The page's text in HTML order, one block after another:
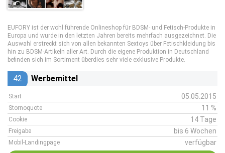
EUFORY ist der wohl führende Onlineshop für BDSM- und Fetisch-Produkte in
Europa und wurde in den letzten Jahren bereits mehrfach ausgezeichnet. Die
Auswahl erstreckt sich von allen bekannten Sextoys über Fetischkleidung bis
hin zu BDSM-Artikeln aller Art. Durch die eigene Produktion in Deutschland
befinden sich im Sortiment überdies sehr viele exklusive Produkte.
42 Werbemittel
Start 05.05.2015
Stornoquote 11 %
Cookie 14 Tage
Freigabe bis 6 Wochen
Mobil-Landingpage verfügbar